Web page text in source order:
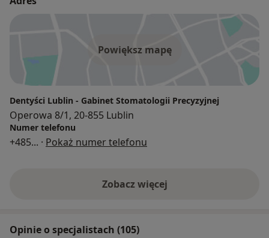
Powiększ mapę
Dentyści Lublin - Gabinet Stomatologii Precyzyjnej
Operowa 8/1, 20-855 Lublin
Numer telefonu
+485... · Pokaż numer telefonu
Zobacz więcej
Opinie o specjalistach (105)